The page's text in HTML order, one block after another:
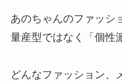
あのちゃんのファッシ
量産型ではなく「個性
どんなファッション、